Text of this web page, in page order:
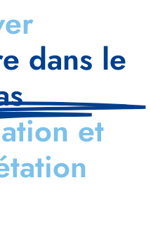
dans le
et